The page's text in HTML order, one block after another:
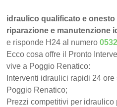
idraulico qualificato e onesto
riparazione e manutenzione
e risponde H24 al numero
Ecco cosa offre il Pronto
vive a Poggio Renatico:
Interventi idraulici rapidi 24
Poggio Renatico;
Prezzi competitivi per